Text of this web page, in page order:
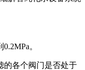
。
的各个阀门是否处于